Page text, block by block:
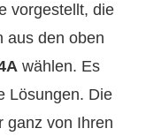
vorgestellt, die
aus den oben
wählen. Es
Lösungen. Die
ganz von Ihren